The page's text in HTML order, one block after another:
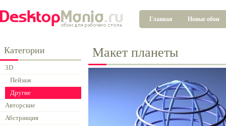
Главная Новые обои
Категории
3D
Пейзаж
Другие
Авторские
Абстракция
Макет планеты